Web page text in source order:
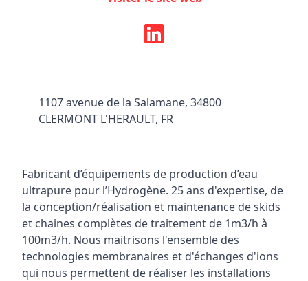
1107 avenue de la Salamane, 34800
CLERMONT L'HERAULT, FR
Fabricant d’équipements de production d’eau
ultrapure pour l’Hydrogène. 25 ans d'expertise, de
la conception/réalisation et maintenance de skids
et chaines complètes de traitement de 1m3/h à
100m3/h. Nous maitrisons l'ensemble des
technologies membranaires et d'échanges d'ions
qui nous permettent de réaliser les installations